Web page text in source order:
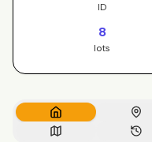
ID
8
lots